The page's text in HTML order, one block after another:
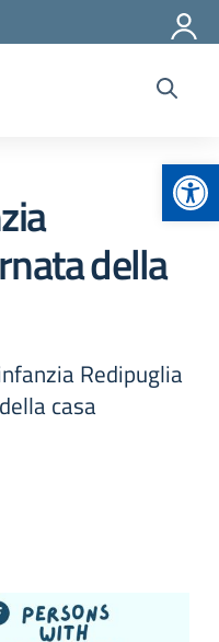
della
Redipuglia
casa